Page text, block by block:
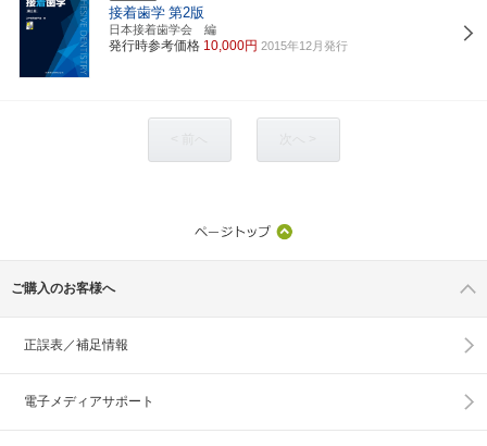
接着歯学 第2版
日本接着歯学会 編
発行時参考価格 10,000円 2015年12月発行
ご購入のお客様へ
正誤表／補足情報
電子メディアサポート